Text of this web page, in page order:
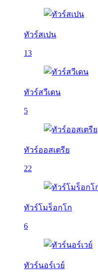
ทัวร์สเปน
13
ทัวร์สวีเดน
5
ทัวร์ออสเตรีย
22
ทัวร์โมร็อกโก
6
ทัวร์นอร์เวย์